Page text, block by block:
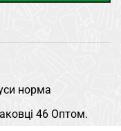
норма
46 Оптом.